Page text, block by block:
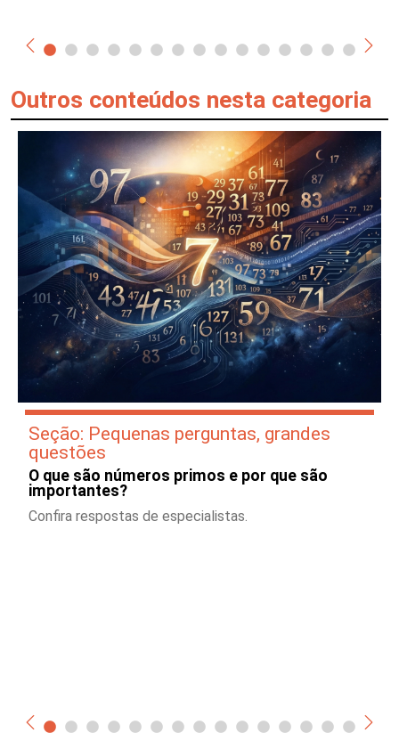
Outros conteúdos nesta categoria
Seção: Pequenas perguntas, grandes
questões
O que são números primos e por que são
importantes?
Confira respostas de especialistas.